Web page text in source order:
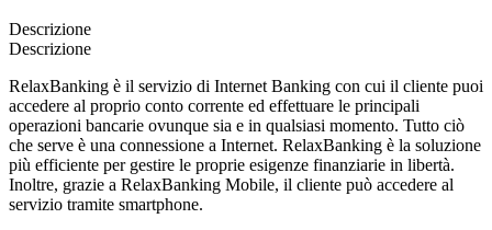
Descrizione
Descrizione
RelaxBanking è il servizio di Internet Banking con cui il cliente puoi
accedere al proprio conto corrente ed effettuare le principali
operazioni bancarie ovunque sia e in qualsiasi momento. Tutto ciò
che serve è una connessione a Internet. RelaxBanking è la soluzione
più efficiente per gestire le proprie esigenze finanziarie in libertà.
Inoltre, grazie a RelaxBanking Mobile, il cliente può accedere al
servizio tramite smartphone.